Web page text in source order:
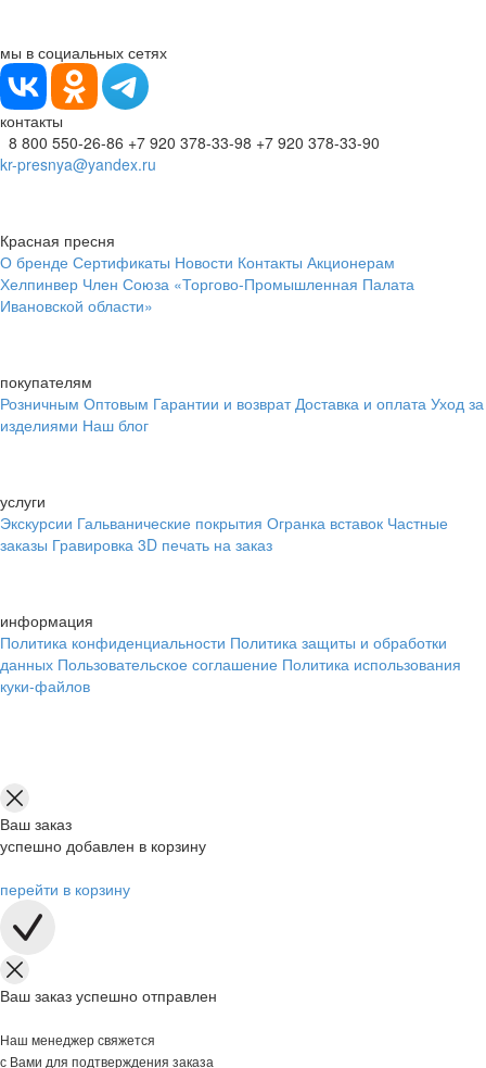
мы в социальных сетях
контакты
8 800 550-26-86 +7 920 378-33-98 +7 920 378-33-90
kr-presnya@yandex.ru
Красная пресня
О бренде Сертификаты Новости Контакты Акционерам
Хелпинвер Член Союза «Торгово-Промышленная Палата
Ивановской области»
покупателям
Розничным Оптовым Гарантии и возврат Доставка и оплата Уход за
изделиями Наш блог
услуги
Экскурсии Гальванические покрытия Огранка вставок Частные
заказы Гравировка 3D печать на заказ
информация
Политика конфиденциальности Политика защиты и обработки
данных Пользовательское соглашение Политика использования
куки-файлов
Ваш заказ
успешно добавлен в корзину
перейти в корзину
Ваш заказ успешно отправлен
Наш менеджер свяжется
с Вами для подтверждения заказа